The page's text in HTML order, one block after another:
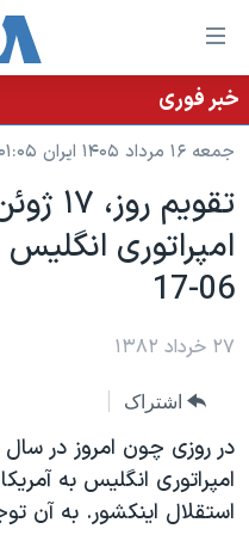
لینکهای
قابل
دسترسی
جهش
محتوای
اصلی
جهش
به
صفحه
جهش
جستجو
خانه
نسخه سبک وب‌سایت
موضوع ها
ایران
آمریکا
جهان
ویژه برنامه‌ها
ویدیوها
برنامه های تلویزیونی
جدول برنامه ها
صفحه‌های ویژه
۲۵۰سالگی آمریکا
بایگانی برنامه‌های تلویزیونی
فرکانس‌های صدای آمریکا
یادگیری زبان انگلیسی
خبر فوری
جمعه ۱۶ مرداد ۱۴۰۵ ایران ۰۱:۰۵
06-17
۲۷ خرداد ۱۳۸۲
اشتراک
استقلال اينکشور. به آن